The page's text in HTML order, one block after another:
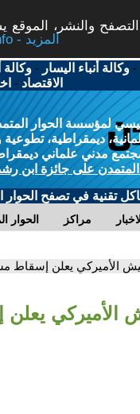
والنشر،
More info - المزيد
-وكالة أنباء اليسار -وكالة
الاقتصاد -
لمؤسسة الحوار
ديمقراطية، تطوعية
مدني علماني
على جائزة ابن
تقنية في تصفح الحوار
الحوار مراكز
الأميركي يعلن إسقاط
الأميركي